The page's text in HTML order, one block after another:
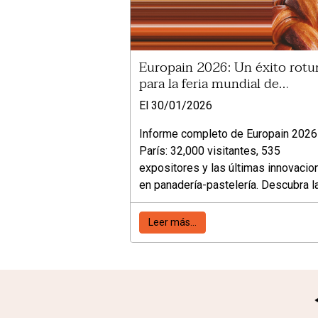
Europain 2026: Un éxito
para la feria mundial de
panadería y pastelería en París
El 30/01/2026
Informe completo de Europain
París: 32,000 visitantes, 535
expositores y las últimas
en panadería-pastelería. Descubra
cifras clave y tendencias de la feria
mundial.
Leer más...